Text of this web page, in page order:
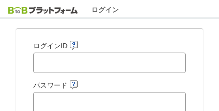
ログイン
ログインID
パスワード